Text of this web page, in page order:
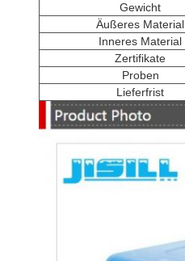
Gewicht
Äußeres Material
Inneres Material
Zertifikate
Proben
Lieferfrist